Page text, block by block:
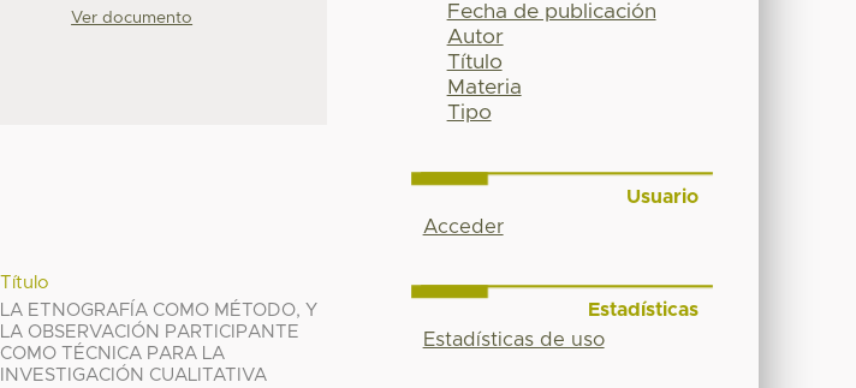
Ver documento
Título
LA ETNOGRAFÍA COMO MÉTODO, Y
LA OBSERVACIÓN PARTICIPANTE
COMO TÉCNICA PARA LA
INVESTIGACIÓN CUALITATIVA
Fecha de publicación
Autor
Título
Materia
Tipo
Usuario
Acceder
Estadísticas
Estadísticas de uso